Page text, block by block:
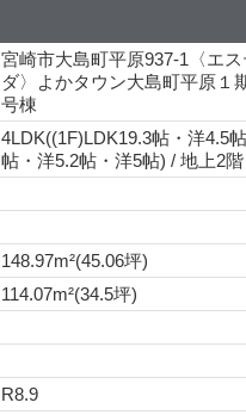
宮崎市大島町平原937-1〈エ
ダ〉よかタウン大島町平原１
号棟
4LDK((1F)LDK19.3帖・洋4.5
帖・洋5.2帖・洋5帖) / 地上2階
148.97m²(45.06坪)
114.07m²(34.5坪)
R8.9